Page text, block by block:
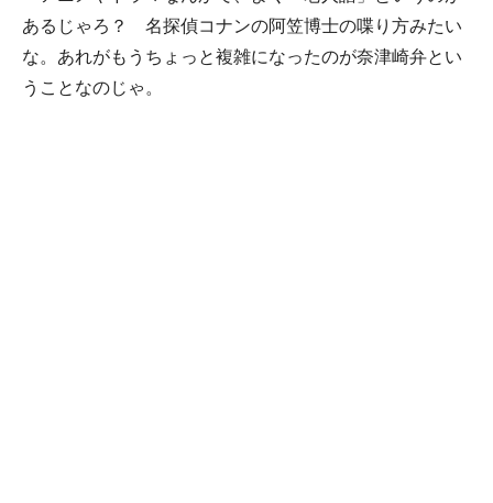
あるじゃろ？ 名探偵コナンの阿笠博士の喋り方みたい
な。あれがもうちょっと複雑になったのが奈津崎弁とい
うことなのじゃ。